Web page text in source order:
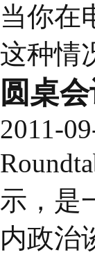
当你在
这种情
圆桌
2011-
示，是
内政治